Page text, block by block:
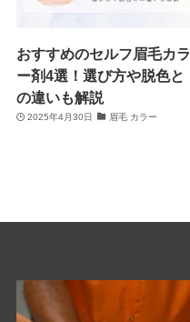
おすすめのセルフ眉毛カラ
ー剤4選！選び方や脱色と
の違いも解説
2025年4月30日 眉毛 カラー